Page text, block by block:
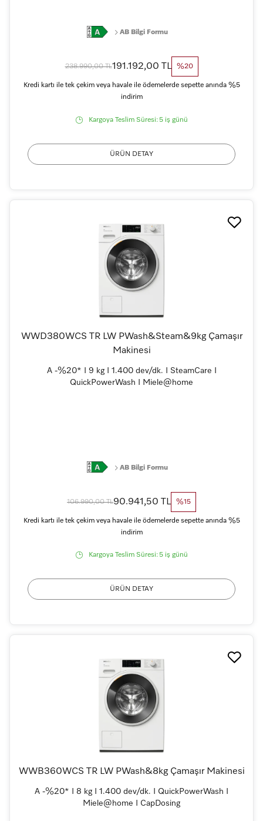
AB Bilgi Formu
238.990,00 TL191.192,00 TL %20
Kredi kartı ile tek çekim veya havale ile ödemelerde sepette anında %5
indirim
Kargoya Teslim Süresi: 5 iş günü
ÜRÜN DETAY
WWD380WCS TR LW PWash&Steam&9kg Çamaşır
Makinesi
A -%20* I 9 kg I 1.400 dev/dk. I SteamCare I
QuickPowerWash I Miele@home
AB Bilgi Formu
106.990,00 TL90.941,50 TL %15
Kredi kartı ile tek çekim veya havale ile ödemelerde sepette anında %5
indirim
Kargoya Teslim Süresi: 5 iş günü
ÜRÜN DETAY
WWB360WCS TR LW PWash&8kg Çamaşır Makinesi
A -%20* I 8 kg I 1.400 dev/dk. I QuickPowerWash I
Miele@home I CapDosing